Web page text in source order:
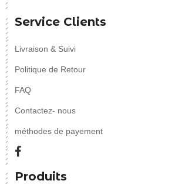
Service Clients
Livraison & Suivi
Politique de Retour
FAQ
Contactez- nous
méthodes de payement
Produits